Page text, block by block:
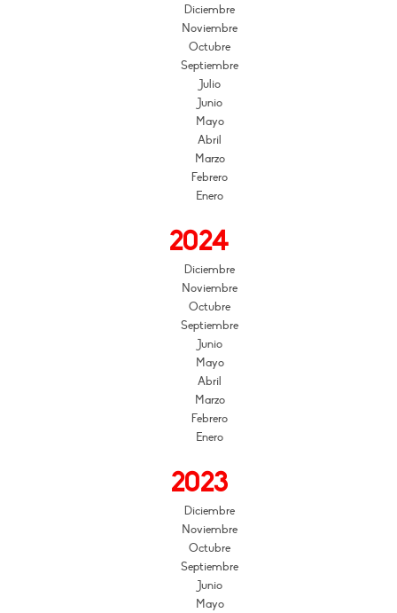
Diciembre
Noviembre
Octubre
Septiembre
Julio
Junio
Mayo
Abril
Marzo
Febrero
Enero
2024
Diciembre
Noviembre
Octubre
Septiembre
Junio
Mayo
Abril
Marzo
Febrero
Enero
2023
Diciembre
Noviembre
Octubre
Septiembre
Junio
Mayo